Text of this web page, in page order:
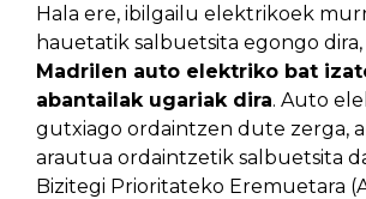
Hala ere, ibilgailu elektrikoek
hauetatik salbuetsita egongo
Madrilen auto elektriko bat
abantailak ugariak dira. Auto
gutxiago ordaintzen dute zerga,
arautua ordaintzetik salbuetsita
Bizitegi Prioritateko Eremuetara